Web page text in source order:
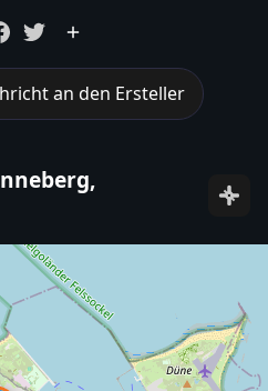
an den Ersteller